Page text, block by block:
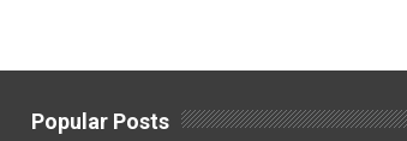
Popular Posts